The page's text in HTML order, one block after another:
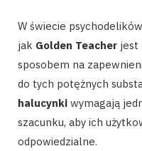
W świecie
jak Golden Teacher jest
sposobem na
do tych potężnych
halucynki wymagają
szacunku, aby ich
odpowiedzialne.